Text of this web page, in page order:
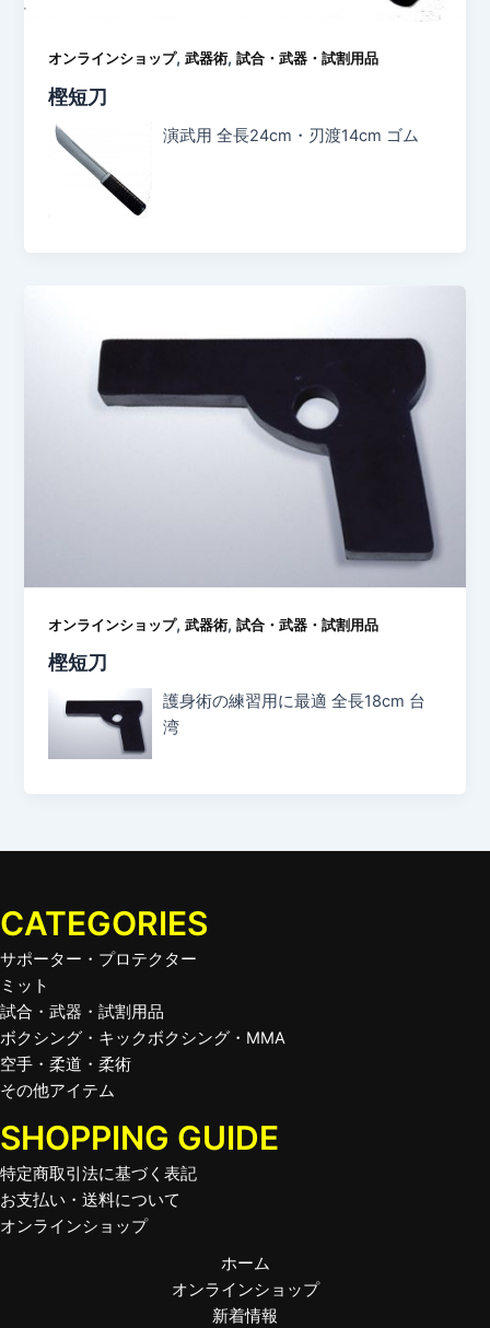
オンラインショップ,武器術,試合・武器・試割用品
樫短刀
演武用 全長24cm・刃渡14cm ゴム
オンラインショップ,武器術,試合・武器・試割用品
樫短刀
護身術の練習用に最適 全長18cm 台
湾
CATEGORIES
サポーター・プロテクター
ミット
試合・武器・試割用品
ボクシング・キックボクシング・MMA
空手・柔道・柔術
その他アイテム
SHOPPING GUIDE
特定商取引法に基づく表記
お支払い・送料について
オンラインショップ
ホーム
オンラインショップ
新着情報